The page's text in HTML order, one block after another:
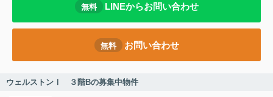
無料 LINEからお問い合わせ
無料 お問い合わせ
ウェルストンⅠ ３階Bの募集中物件